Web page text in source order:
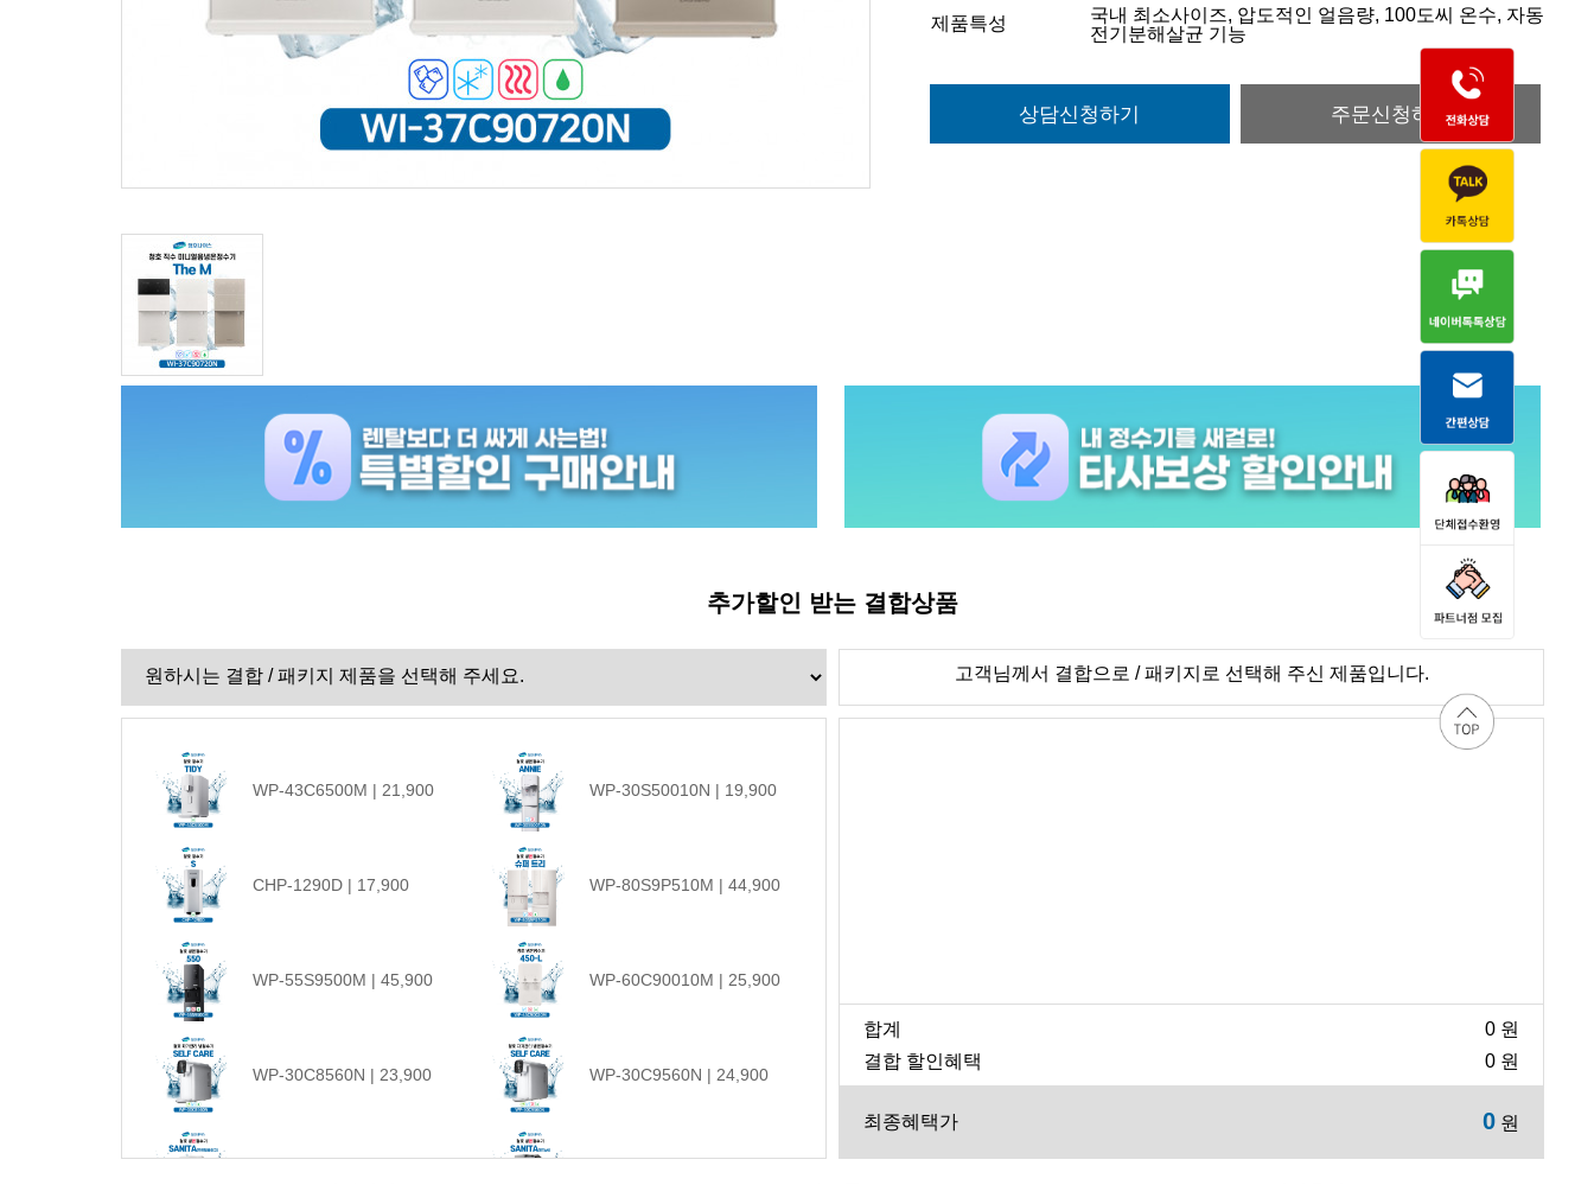
제품특성
국내 최소사이즈, 압도적인 얼음량, 100도씨 온수, 자동
전기분해살균 기능
추가할인 받는 결합상품
WP-43C6500M | 21,900 WP-30S50010N | 19,900
CHP-1290D | 17,900 WP-80S9P510M | 44,900
WP-55S9500M | 45,900 WP-60C90010M | 25,900
WP-30C8560N | 23,900 WP-30C9560N | 24,900
고객님께서 결합으로 / 패키지로 선택해 주신 제품입니다.
합계 0 원
결합 할인혜택
0 원
최종혜택가 0 원